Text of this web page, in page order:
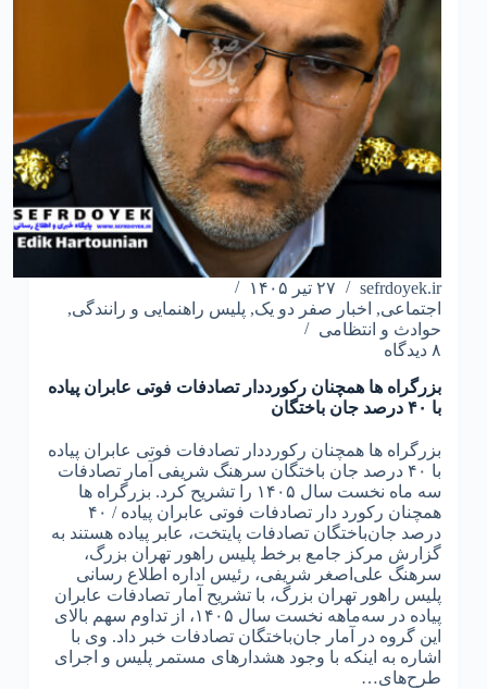
فرهنگی
اجتماعی
پلیس
راهور
sefrdoyek.ir
۲۷ تیر ۱۴۰۵
اجتماعی, اخبار صفر دو یک, پلیس راهنمایی و رانندگی,
حوادث و انتظامی
۸ دیدگاه
بزرگراه‌ ها همچنان رکورددار تصادفات فوتی عابران پیاده
با ۴۰ درصد جان‌ باختگان
بزرگراه‌ ها همچنان رکورددار تصادفات فوتی عابران پیاده
با ۴۰ درصد جان‌ باختگان سرهنگ شریفی آمار تصادفات
سه ماه نخست سال ۱۴۰۵ را تشریح کرد. بزرگراه‌ ها
همچنان رکورد دار تصادفات فوتی عابران پیاده / ۴۰
درصد جان‌باختگان تصادفات پایتخت، عابر پیاده هستند به
گزارش مرکز جامع برخط پلیس راهور تهران بزرگ،
سرهنگ علی‌اصغر شریفی، رئیس اداره اطلاع‌ رسانی
پلیس راهور تهران بزرگ، با تشریح آمار تصادفات عابران
پیاده در سه‌ماهه نخست سال ۱۴۰۵، از تداوم سهم بالای
این گروه در آمار جان‌باختگان تصادفات خبر داد. وی با
اشاره به اینکه با وجود هشدارهای مستمر پلیس و اجرای
طرح‌های…